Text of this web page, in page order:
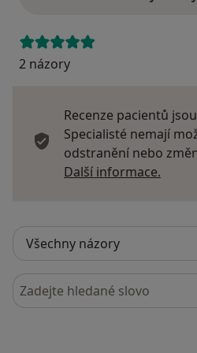
2 názory
Recenze pacientů
Specialisté nemají
odstranění nebo
Další informace.
Hledejte v názorech